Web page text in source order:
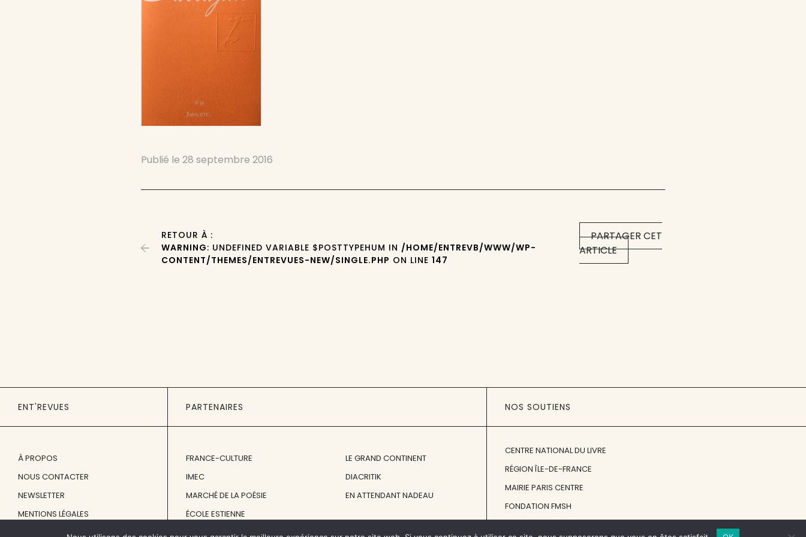
Publié le28 septembre 2016
PARTAGER CET
ARTICLE
RETOUR À :
WARNING: UNDEFINED VARIABLE $POSTTYPEHUM IN /HOME/ENTREVB/WWW/WP-
CONTENT/THEMES/ENTREVUES-NEW/SINGLE.PHP ON LINE147
ENT'REVUES
À PROPOS
NOUS CONTACTER
NEWSLETTER
MENTIONS LÉGALES
PARTENAIRES
FRANCE-CULTURE
IMEC
MARCHÉ DE LA POÉSIE
ÉCOLE ESTIENNE
LE GRAND CONTINENT
DIACRITIK
EN ATTENDANT NADEAU
NOS SOUTIENS
CENTRE NATIONAL DU LIVRE
RÉGION ÎLE-DE-FRANCE
MAIRIE PARIS CENTRE
FONDATION FMSH